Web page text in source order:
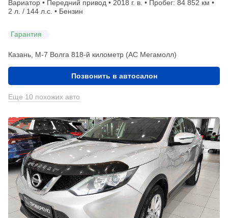
Вариатор • Передний привод • 2018 г. в. • Пробег: 84 852 км •
2 л. / 144 л.с. • Бензин
Гарантия
Казань, М-7 Волга 818-й километр (АС Мегамолл)
Позвонить в автосалон
Еще 10 похожих авто